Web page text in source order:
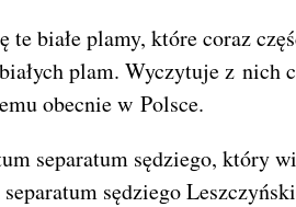
te białe plamy, które coraz
plam. Wyczytuje z nich
obecnie w Polsce.
separatum sędziego, który
sędziego